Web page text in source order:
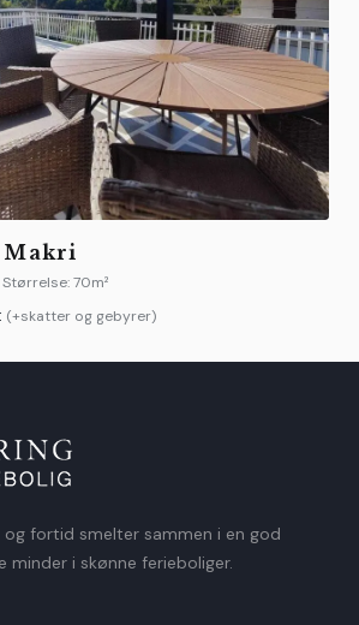
Makri
Størrelse:70m²
(+skatter og gebyrer)
fortid smelter sammen i en god
minder i skønne ferieboliger.